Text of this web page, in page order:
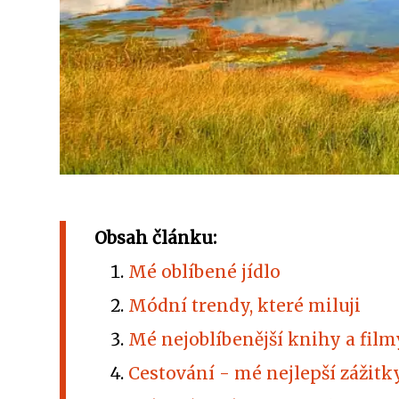
Obsah článku:
Mé oblíbené jídlo
Módní trendy, které miluji
Mé nejoblíbenější knihy a
Cestování - mé nejlepší